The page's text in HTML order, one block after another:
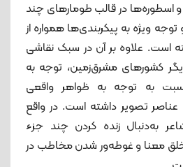
و اسطوره‌ها در قالب طومارهای چند
توجه ویژه به پیکربندی‌ها همواره از
است. علاوه بر آن در سبک نقاشی
کشورهای مشرق‌زمین، توجه به
به توجه به ظواهر واقعی
تصویر داشته است. در واقع
به‌دنبال زنده کردن چند جزء
معنا و غوطه‌ور شدن مخاطب در